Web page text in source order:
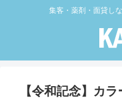
集客・薬剤・面貸し
【令和記念】カ